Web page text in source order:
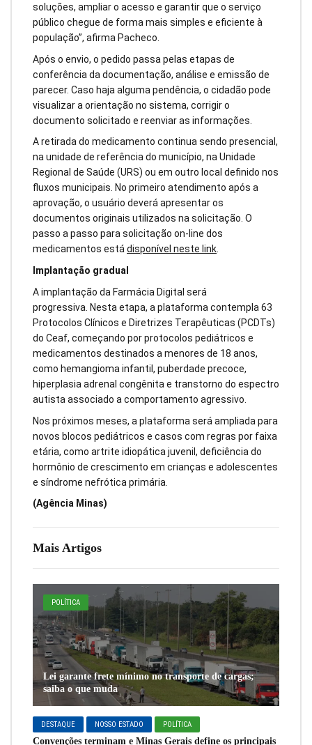
Mais Artigos
POLÍTICA
Lei garante frete mínimo no transporte de cargas;
saiba o que muda
DESTAQUE NOSSO ESTADO POLÍTICA
Convenções terminam e Minas Gerais define os principais
soluções, ampliar o acesso e garantir que o serviço
público chegue de forma mais simples e eficiente à
população”, afirma Pacheco.
Após o envio, o pedido passa pelas etapas de
conferência da documentação, análise e emissão de
parecer. Caso haja alguma pendência, o cidadão pode
visualizar a orientação no sistema, corrigir o
documento solicitado e reenviar as informações.
A retirada do medicamento continua sendo presencial,
na unidade de referência do município, na Unidade
Regional de Saúde (URS) ou em outro local definido nos
fluxos municipais. No primeiro atendimento após a
aprovação, o usuário deverá apresentar os
documentos originais utilizados na solicitação. O
passo a passo para solicitação on-line dos
medicamentos estádisponível neste link.
Implantação gradual
A implantação da Farmácia Digital será
progressiva. Nesta etapa, a plataforma contempla 63
Protocolos Clínicos e Diretrizes Terapêuticas (PCDTs)
do Ceaf, começando por protocolos pediátricos e
medicamentos destinados a menores de 18 anos,
como hemangioma infantil, puberdade precoce,
hiperplasia adrenal congênita e transtorno do espectro
autista associado a comportamento agressivo.
Nos próximos meses, a plataforma será ampliada para
novos blocos pediátricos e casos com regras por faixa
etária, como artrite idiopática juvenil, deficiência do
hormônio de crescimento em crianças e adolescentes
e síndrome nefrótica primária.
(Agência Minas)